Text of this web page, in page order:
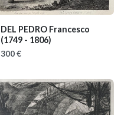
DEL PEDRO Francesco
(1749 - 1806)
300 €